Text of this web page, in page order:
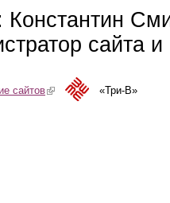
Константин
сайта
сайтов(link is external)«Три-В»